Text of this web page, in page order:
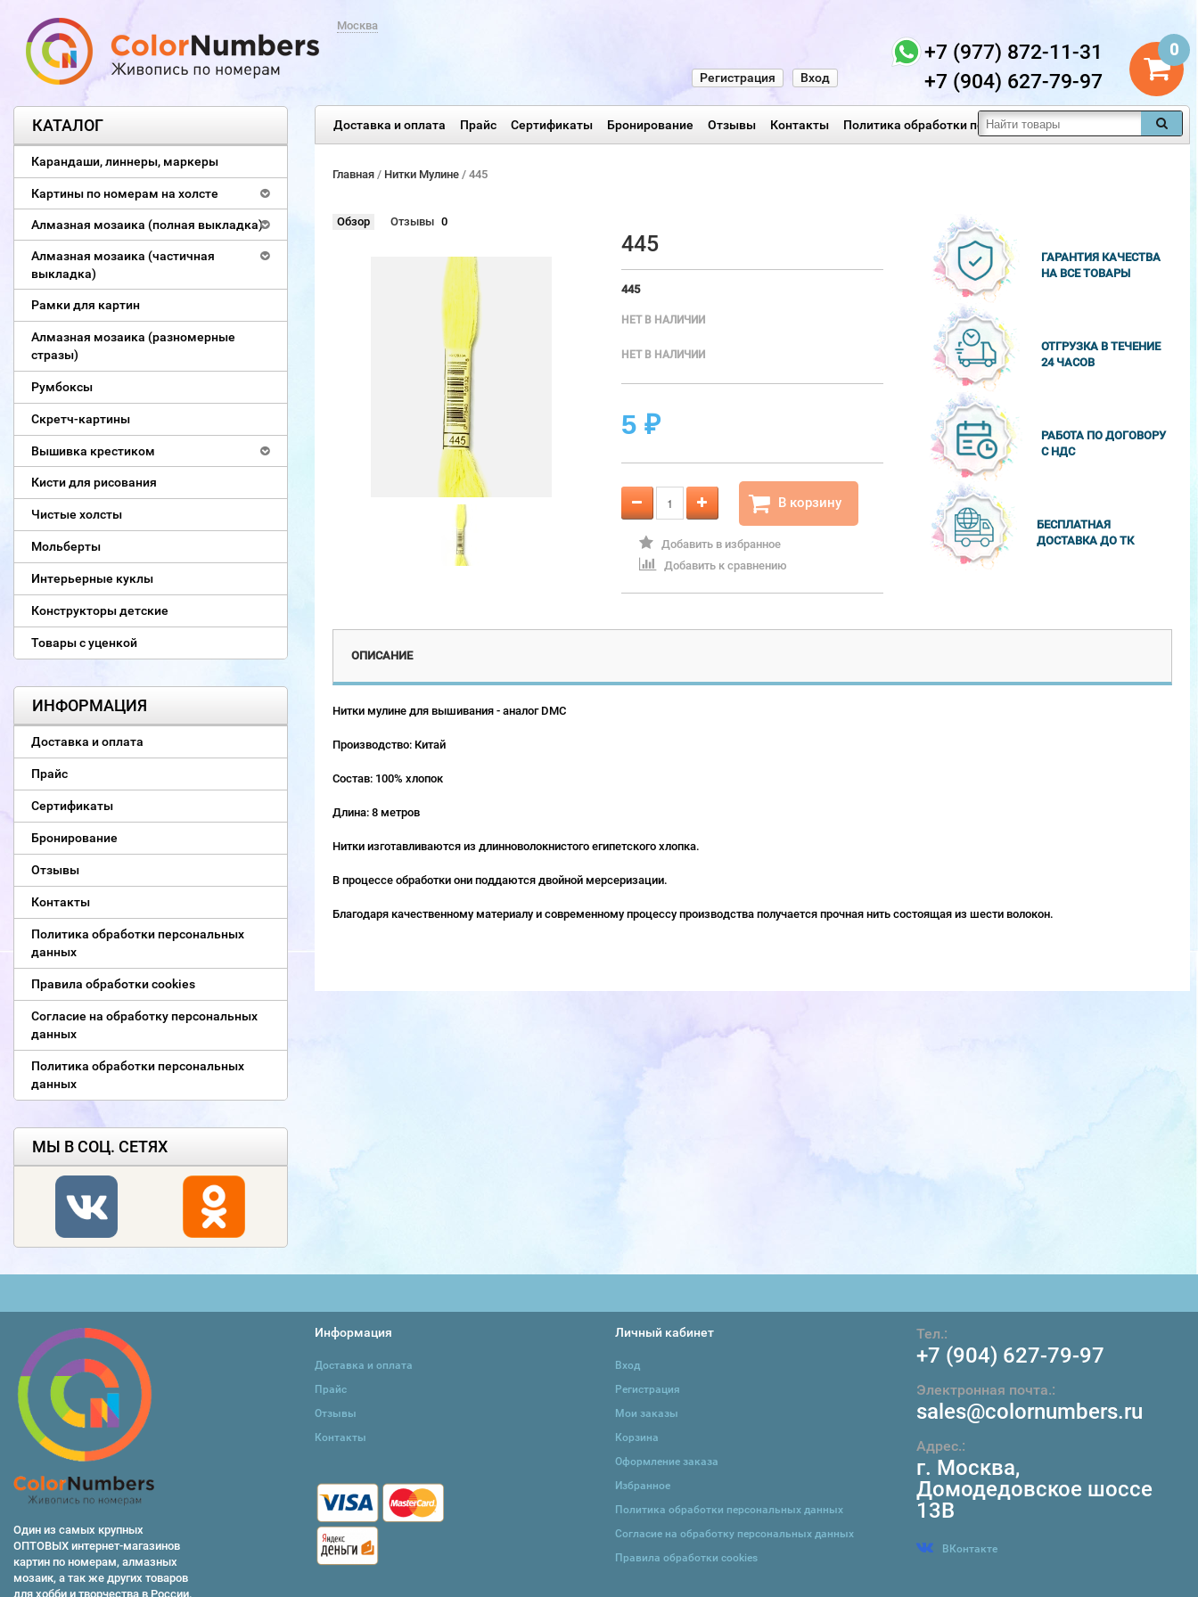
Москва
0
+7 (977) 872-11-31
+7 (904) 627-79-97
Вход
Регистрация
Доставка и оплата Прайс Сертификаты Бронирование Отзывы Контакты Политика обработки персональных данных
КАТАЛОГ
Карандаши, линнеры, маркеры
Картины по номерам на холсте
Алмазная мозаика (полная выкладка)
Алмазная мозаика (частичная
выкладка)
Рамки для картин
Алмазная мозаика (разномерные
стразы)
Румбоксы
Скретч-картины
Вышивка крестиком
Кисти для рисования
Чистые холсты
Мольберты
Интерьерные куклы
Конструкторы детские
Товары с уценкой
ИНФОРМАЦИЯ
Доставка и оплата
Прайс
Сертификаты
Бронирование
Отзывы
Контакты
Политика обработки персональных
данных
Правила обработки cookies
Согласие на обработку персональных
данных
Политика обработки персональных
данных
МЫ В СОЦ. СЕТЯХ
Главная/ Нитки Мулине / 445
Обзор Отзывы 0
445
445
НЕТ В НАЛИЧИИ
НЕТ В НАЛИЧИИ
5 ₽
В корзину
Добавить в избранное
Добавить к сравнению
ГАРАНТИЯ КАЧЕСТВА
НА ВСЕ ТОВАРЫ
ОТГРУЗКА В ТЕЧЕНИЕ
24 ЧАСОВ
РАБОТА ПО ДОГОВОРУ
С НДС
БЕСПЛАТНАЯ
ДОСТАВКА ДО ТК
ОПИСАНИЕ
Нитки мулине для вышивания - аналог DMC
Производство: Китай
Состав: 100% хлопок
Длина: 8 метров
Нитки изготавливаются из длинноволокнистого египетского хлопка.
В процессе обработки они поддаются двойной мерсеризации.
Благодаря качественному материалу и современному процессу производства получается прочная нить состоящая из шести волокон.
Один из самых крупных
ОПТОВЫХ интернет-магазинов
картин по номерам, алмазных
мозаик, а так же других товаров
для хобби и творчества в России.
Информация
Доставка и оплата
Прайс
Отзывы
Контакты
Личный кабинет
Вход
Регистрация
Мои заказы
Корзина
Оформление заказа
Избранное
Политика обработки персональных данных
Согласие на обработку персональных данных
Правила обработки cookies
Тел.:
+7 (904) 627-79-97
Электронная почта.:
sales@colornumbers.ru
Адрес.:
г. Москва,
Домодедовское шоссе
13В
ВКонтакте